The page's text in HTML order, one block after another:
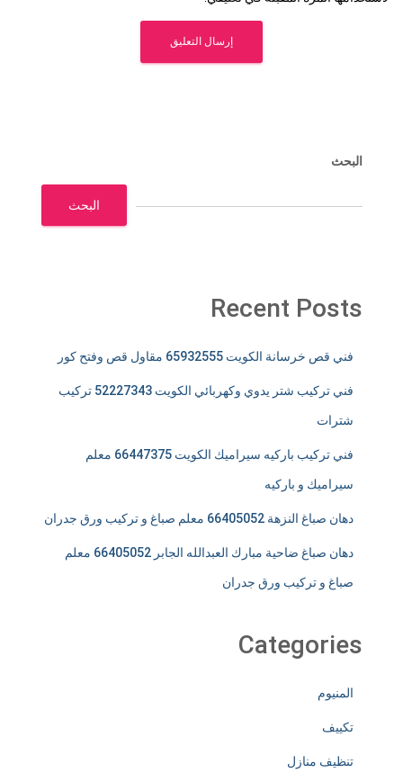
البحث
البحث
Recent Posts
فني قص خرسانة الكويت 65932555 مقاول قص وفتح كور
فني تركيب شتر يدوي وكهربائي الكويت 52227343 تركيب
شترات
فني تركيب باركيه سيراميك الكويت 66447375 معلم
سيراميك و باركيه
دهان صباغ النزهة 66405052 معلم صباغ و تركيب ورق جدران
دهان صباغ ضاحية مبارك العبدالله الجابر 66405052 معلم
صباغ و تركيب ورق جدران
Categories
المنيوم
تكييف
تنظيف منازل